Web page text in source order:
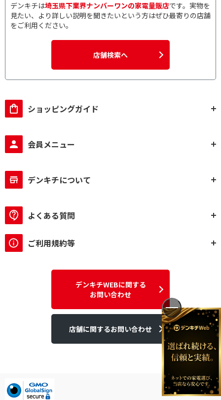
デンキチは埼玉県下業界ナンバーワンの家電量販店です。実物を
見たい、より詳しい説明を聞きたいという方はぜひ最寄りの店舗
をご利用ください。
店舗検索へ
ショッピングガイド
会員メニュー
デンキチについて
よくある質問
ご利用規約等
デンキチWEBに関する
お問い合わせ
店舗に関するお問い合わせ